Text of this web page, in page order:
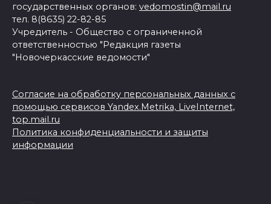
государственных органов: vedomostin@mail.ru
тел. 8(8635) 22-82-85
Учредитель - Общество с ограниченной
ответственностью "Редакция газеты
"Новочеркасские ведомости"
Согласие на обработку персональных данных с
помощью сервисов Yandex.Metrika, LiveInternet,
top.mail.ru
Политика конфиденциальности и защиты
информации